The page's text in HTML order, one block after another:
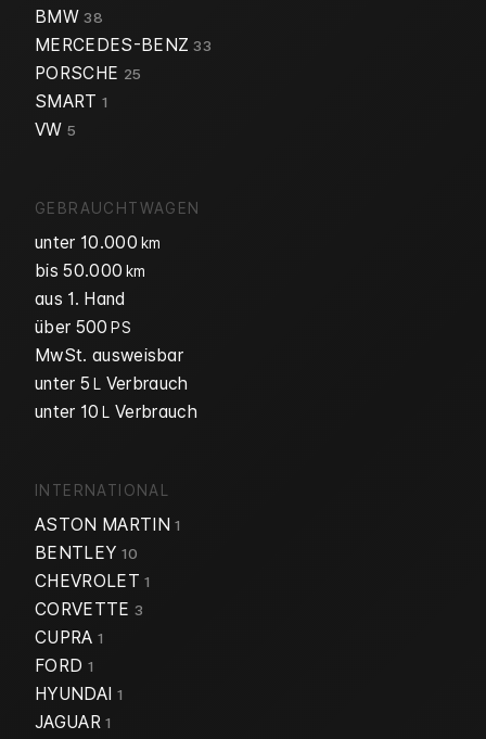
BMW38
MERCEDES-BENZ33
PORSCHE 25
SMART 1
VW 5
GEBRAUCHTWAGEN
unter 10.000 km
bis 50.000 km
aus 1. Hand
über 500 PS
MwSt. ausweisbar
unter 5 L Verbrauch
unter 10 L Verbrauch
INTERNATIONAL
ASTON MARTIN1
BENTLEY 10
CHEVROLET1
CORVETTE 3
CUPRA 1
FORD 1
HYUNDAI 1
JAGUAR1